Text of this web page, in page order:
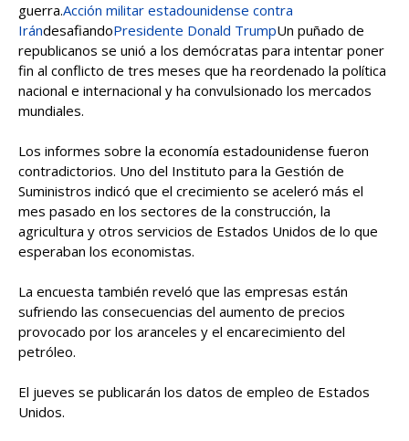
guerra.Acción militar estadounidense contra
IrándesafiandoPresidente Donald TrumpUn puñado de
republicanos se unió a los demócratas para intentar poner
fin al conflicto de tres meses que ha reordenado la política
nacional e internacional y ha convulsionado los mercados
mundiales.
Los informes sobre la economía estadounidense fueron
contradictorios. Uno del Instituto para la Gestión de
Suministros indicó que el crecimiento se aceleró más el
mes pasado en los sectores de la construcción, la
agricultura y otros servicios de Estados Unidos de lo que
esperaban los economistas.
La encuesta también reveló que las empresas están
sufriendo las consecuencias del aumento de precios
provocado por los aranceles y el encarecimiento del
petróleo.
El jueves se publicarán los datos de empleo de Estados
Unidos.